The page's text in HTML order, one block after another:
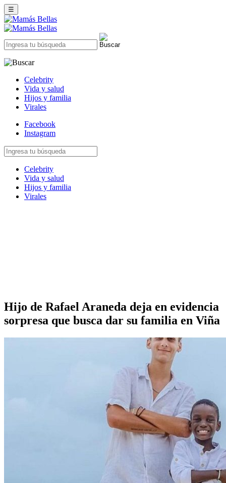
☰
Celebrity
Vida y salud
Hijos y familia
Virales
Facebook
Instagram
Celebrity
Vida y salud
Hijos y familia
Virales
Hijo de Rafael Araneda deja en evidencia
sorpresa que busca dar su familia en Viña